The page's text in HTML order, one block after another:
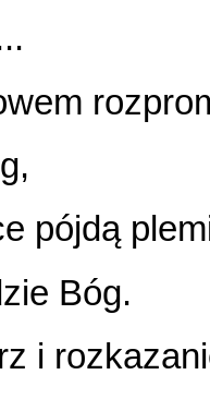
pójdą
Bóg.
i